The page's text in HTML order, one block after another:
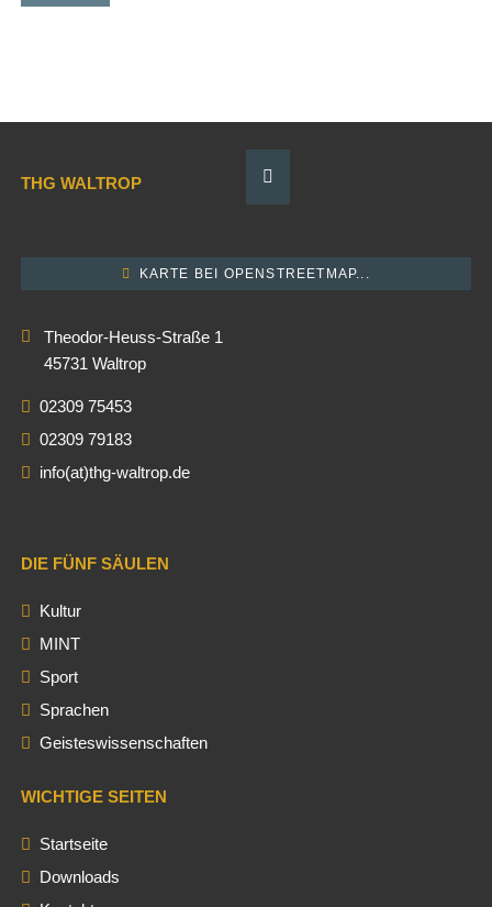
THG WALTROP
KARTE BEI OPENSTREETMAP...
Theodor-Heuss-Straße 1
45731 Waltrop
02309 75453
02309 79183
info(at)thg-waltrop.de
DIE FÜNF SÄULEN
Kultur
MINT
Sport
Sprachen
Geisteswissenschaften
WICHTIGE SEITEN
Startseite
Downloads